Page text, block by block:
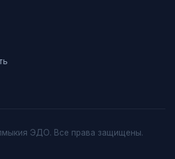
ЭДО. Все права защищены.